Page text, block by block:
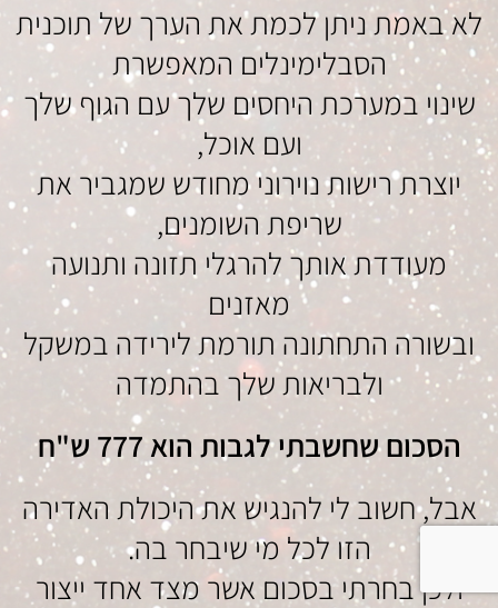
לא באמת ניתן לכמת את הערך של תוכנית
הסבלימינלים המאפשרת
שינוי במערכת היחסים שלך עם הגוף שלך
ועם אוכל,
יוצרת רישות נוירוני מחודש שמגביר את
שריפת השומנים,
מעודדת אותך להרגלי תזונה ותנועה
מאזנים
ובשורה התחתונה תורמת לירידה במשקל
ולבריאות שלך בהתמדה
הסכום שחשבתי לגבות הוא 777 ש"ח
אבל, חשוב לי להנגיש את היכולת האדירה
הזו לכל מי שיבחר בה.
ולכן בחרתי בסכום אשר מצד אחד ייצור